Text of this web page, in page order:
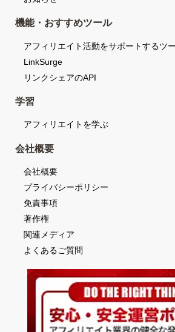
機能・おすすめツール
アフィリエイト活動をサポートするツ
LinkSurge
リンクシェアのAPI
学習
アフィリエイトを学ぶ
会社概要
会社概要
プライバシーポリシー
免責事項
著作権
関連メディア
よくあるご質問